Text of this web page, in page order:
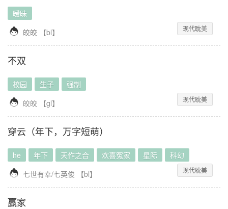
暧昧
 皎皎 【bl】 现代耽美
不双
校园 生子 强制
 皎皎 【gl】 现代耽美
穿云（年下，万字短萌）
he 年下 天作之合 欢喜冤家 星际 科幻
 七世有幸/七英俊 【bl】 现代耽美
赢家